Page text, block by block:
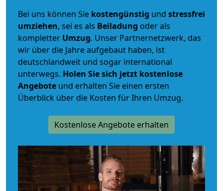
Bei uns können Sie kostengünstig und stressfrei
umziehen, sei es als Beiladung oder als
kompletter Umzug. Unser Partnernetzwerk, das
wir über die Jahre aufgebaut haben, ist
deutschlandweit und sogar international
unterwegs. Holen Sie sich jetzt kostenlose
Angebote und erhalten Sie einen ersten
Überblick über die Kosten für Ihren Umzug.
Kostenlose Angebote erhalten